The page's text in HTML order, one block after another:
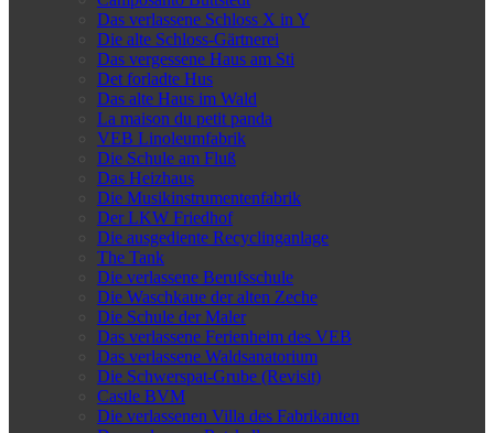
Das verlassene Schloss X in Y
Die alte Schloss-Gärtnerei
Das vergessene Haus am Sti
Det forladte Hus
Das alte Haus im Wald
La maison du petit panda
VEB Linoleumfabrik
Die Schule am Fluß
Das Heizhaus
Die Musikinstrumentenfabrik
Der LKW Friedhof
Die ausgediente Recyclinganlage
The Tank
Die verlassene Berufsschule
Die Waschkaue der alten Zeche
Die Schule der Maler
Das verlassene Ferienheim des VEB
Das verlassene Waldsanatorium
Die Schwerspat-Grube (Revisit)
Castle BVM
Die verlassenen Villa des Fabrikanten